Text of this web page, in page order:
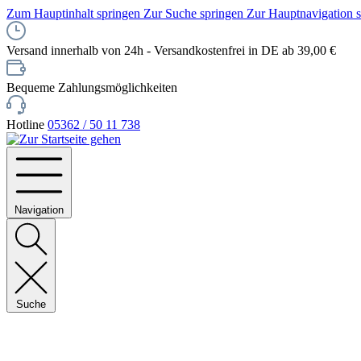
Zum Hauptinhalt springen Zur Suche springen Zur Hauptnavigation
Versand innerhalb von 24h - Versandkostenfrei in DE ab 39,00 €
Bequeme Zahlungsmöglichkeiten
Hotline 05362 / 50 11 738
Navigation
Suche